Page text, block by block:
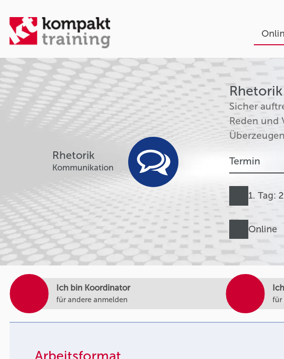
Rhetorik
Kommunikation
Sicher
Reden und
Termin
1. Tag:
Online
Ich bin Koordinator
für andere anmelden für